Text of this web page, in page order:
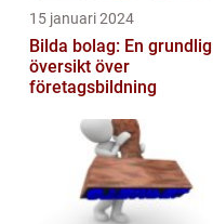
15 januari 2024
Bilda bolag: En grundlig
översikt över
företagsbildning